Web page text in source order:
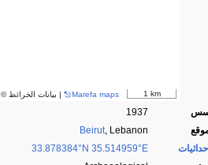
1 km
Marefa maps | بيانات الخرائط ©
1937
Beirut, Lebanon
33.878384°N 35.514959°E